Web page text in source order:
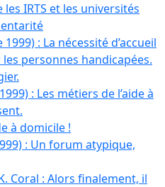
IRTS et les universités
: La nécessité d’accueil
personnes handicapées.
: Les métiers de l’aide à
à domicile !
: Un forum atypique,
Coral : Alors finalement, il